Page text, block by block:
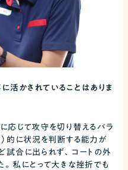
活かされていることはありま
応じて攻守を切り替えるバラ
的に状況を判断する能力が
試合に出られず、コートの外
。私にとって大きな挫折でも